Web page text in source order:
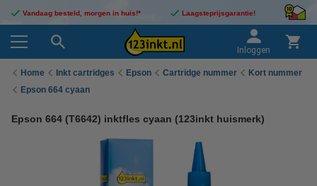
Vandaag besteld, morgen in huis!* Laagsteprijsgarantie!
Inloggen
Home Inkt cartridges Epson Cartridge nummer
Kort nummer
Epson 664 cyaan
Epson 664 (T6642) inktfles cyaan (123inkt huismerk)